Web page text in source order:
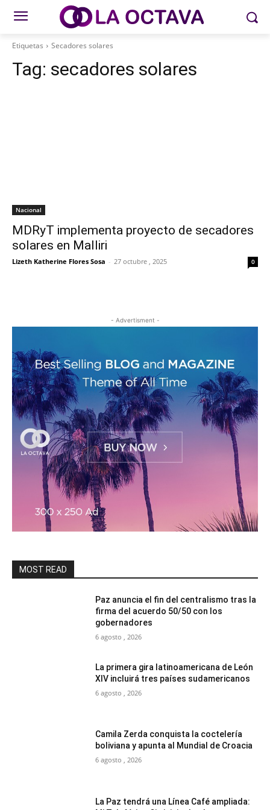
Etiquetas Secadores solares
Tag: secadores solares
Nacional
MDRyT implementa proyecto de secadores
solares en Malliri
Lizeth Katherine Flores Sosa - 27 octubre , 2025 0
- Advertisment -
MOST READ
Paz anuncia el fin del centralismo tras la
firma del acuerdo 50/50 con los
gobernadores
6 agosto , 2026
La primera gira latinoamericana de León
XIV incluirá tres países sudamericanos
6 agosto , 2026
Camila Zerda conquista la coctelería
boliviana y apunta al Mundial de Croacia
6 agosto , 2026
La Paz tendrá una Línea Café ampliada: